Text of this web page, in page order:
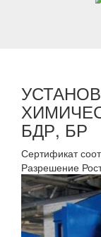
БДР, БР
Сертификат
Разрешение